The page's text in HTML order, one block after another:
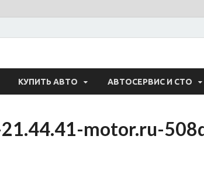
— Авто
КУПИТЬ АВТО АВТОСЕРВИС И СТО
motor.ru-